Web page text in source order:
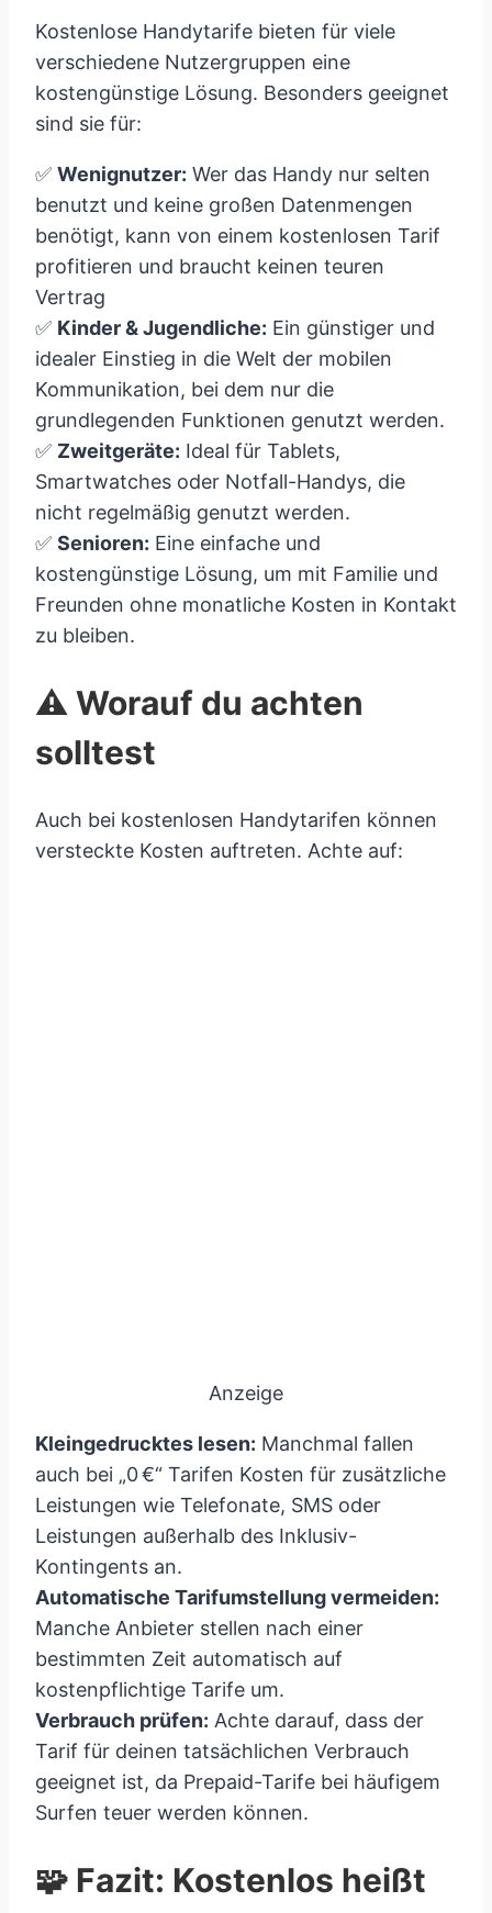
Kostenlose Handytarife bieten für viele
verschiedene Nutzergruppen eine
kostengünstige Lösung. Besonders geeignet
sind sie für:
✅ Wenignutzer: Wer das Handy nur selten
benutzt und keine großen Datenmengen
benötigt, kann von einem kostenlosen Tarif
profitieren und braucht keinen teuren
Vertrag
✅ Kinder & Jugendliche: Ein günstiger und
idealer Einstieg in die Welt der mobilen
Kommunikation, bei dem nur die
grundlegenden Funktionen genutzt werden.
✅ Zweitgeräte: Ideal für Tablets,
Smartwatches oder Notfall-Handys, die
nicht regelmäßig genutzt werden.
✅ Senioren: Eine einfache und
kostengünstige Lösung, um mit Familie und
Freunden ohne monatliche Kosten in Kontakt
zu bleiben.
⚠️ Worauf du achten
solltest
Auch bei kostenlosen Handytarifen können
versteckte Kosten auftreten. Achte auf:
Anzeige
Kleingedrucktes lesen: Manchmal fallen
auch bei „0 €“ Tarifen Kosten für zusätzliche
Leistungen wie Telefonate, SMS oder
Leistungen außerhalb des Inklusiv-
Kontingents an.
Automatische Tarifumstellung vermeiden:
Manche Anbieter stellen nach einer
bestimmten Zeit automatisch auf
kostenpflichtige Tarife um.
Verbrauch prüfen: Achte darauf, dass der
Tarif für deinen tatsächlichen Verbrauch
geeignet ist, da Prepaid-Tarife bei häufigem
Surfen teuer werden können.
🧩 Fazit: Kostenlos heißt